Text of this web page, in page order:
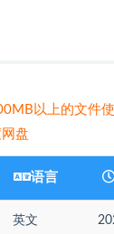
以上的文件
盘
语言
英文